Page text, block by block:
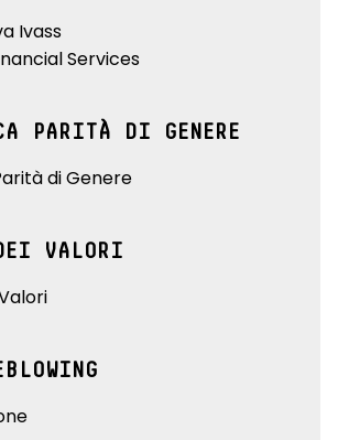
Ivass
Services
PARITÀ DI GENERE
di Genere
VALORI